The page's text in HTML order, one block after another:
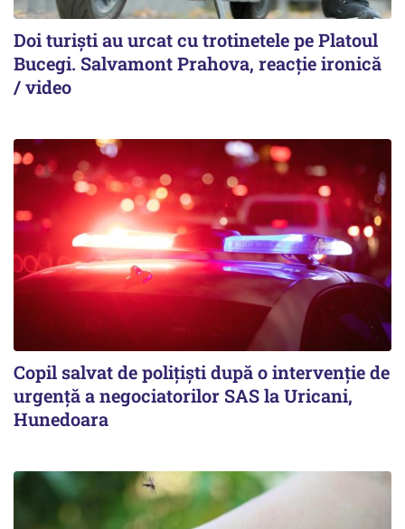
Doi turiști au urcat cu trotinetele pe Platoul
Bucegi. Salvamont Prahova, reacție ironică
/ video
Copil salvat de polițiști după o intervenție de
urgență a negociatorilor SAS la Uricani,
Hunedoara